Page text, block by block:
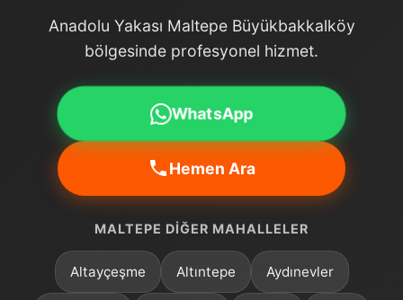
Anadolu Yakası Maltepe Büyükbakkalköy
bölgesinde profesyonel hizmet.
WhatsApp
Hemen Ara
MALTEPE DIĞER MAHALLELER
Altayçeşme Altıntepe Aydınevler